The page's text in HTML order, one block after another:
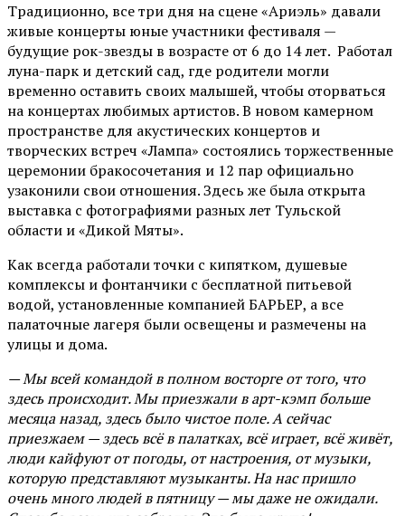
Традиционно, все три дня на сцене«Ариэль» давали
живые концерты юные участники фестиваля —
будущие рок-звезды в возрасте от 6 до 14 лет. Работал
луна-парк и детский сад, где родители могли
временно оставить своих малышей, чтобы оторваться
на концертах любимых артистов. В новом камерном
пространстве для акустических концертов и
творческих встреч «Лампа» состоялись торжественные
церемонии бракосочетания и 12 пар официально
узаконили свои отношения. Здесь же была открыта
выставка с фотографиями разных лет Тульской
области и «Дикой Мяты».
Как всегда работали точки с кипятком, душевые
комплексы и фонтанчики с бесплатной питьевой
водой, установленные компанией БАРЬЕР, а все
палаточные лагеря были освещены и размечены на
улицы и дома.
— Мы всей командой в полном восторге от того, что
здесь происходит. Мы приезжали в арт-кэмп больше
месяца назад, здесь было чистое поле. А сейчас
приезжаем — здесь всё в палатках, всё играет, всё живёт,
люди кайфуют от погоды, от настроения, от музыки,
которую представляют музыканты. На нас пришло
очень много людей в пятницу — мы даже не ожидали.